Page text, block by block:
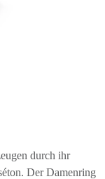
durch ihr
Der Damenring